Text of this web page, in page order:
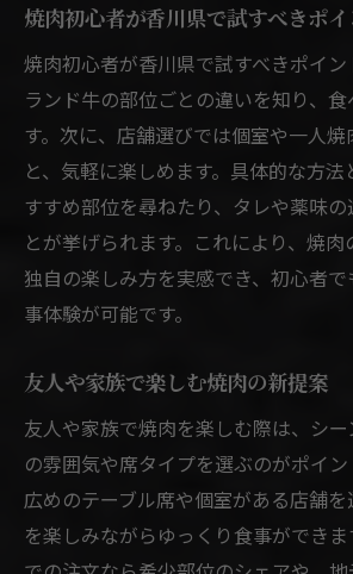
焼肉探索で見つかるコスパ
個室利用で焼肉時間をゆった
焼肉店の個室で過ごす贅沢
香川県で個室焼肉を楽しむ
焼肉個室利用でリラックス
友人や家族と個室焼肉を満
焼肉探索で個室選びを失敗
焼肉初心者が香川県で試すべきポイ
焼肉初心者が香川県で試すべきポイ
ランド牛の部位ごとの違いを知り、
す。次に、店舗選びでは個室や一人
と、気軽に楽しめます。具体的な方
すすめ部位を尋ねたり、タレや薬味
とが挙げられます。これにより、焼
独自の楽しみ方を実感でき、初心者
事体験が可能です。
友人や家族で楽しむ焼肉の新提案
友人や家族で焼肉を楽しむ際は、シ
の雰囲気や席タイプを選ぶのがポイン
広めのテーブル席や個室がある店舗
を楽しみながらゆっくり食事ができ